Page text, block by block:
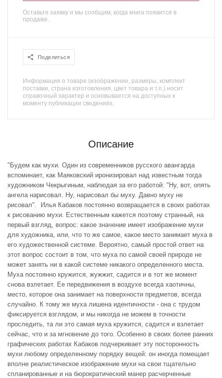
Оставьте заявку и мы сообщим, когда книга появится в
продаже.
Поделиться
Информация о товаре (изображение, размеры, комплект
поставки, страна изготовления, цвет товара и т.п.) носит
справочный характер и основывается на доступных к
моменту публикации сведениях.
Описание
"Будем как мухи. Один из современников русского авангарда
вспоминает, как Маяковский иронизировал над известным тогда
художником Чекрыгиным, наблюдая за его работой: "Ну, вот, опять
ангела нарисовал. Ну, нарисовал бы муху. Давно муху не
рисовал". Илья Кабаков постоянно возвращается в своих работах
к рисованию мухи. Естественным кажется поэтому странный, на
первый взгляд, вопрос: какое значение имеет изображение мухи
для художника, или, что то же самое, какое место занимает муха в
его художественной системе. Вероятно, самый простой ответ на
этот вопрос состоит в том, что муха по самой своей природе не
может занять ни в какой системе никакого определенного места.
Муха постоянно кружится, жужжит, садится и в тот же момент
снова взлетает. Ее передвижения в воздухе всегда хаотичны,
место, которое она занимает на поверхности предметов, всегда
случайно. К тому же муха лишена идентичности - она с трудом
фиксируется взглядом, и мы никогда не можем в точности
проследить, та ли это самая муха кружится, садится и взлетает
сейчас, что и за мгновение до того. Особенно в своих более ранних
графических работах Кабаков подчеркивает эту посторонность
мухи любому определенному порядку вещей: он иногда помещает
вполне реалистическое изображение мухи на свои тщательно
спланированные и на бюрократический манер расчерченные